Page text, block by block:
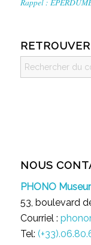
Search
for:
NOUS
PHONO
53, boulevard
Courriel :
Tel: